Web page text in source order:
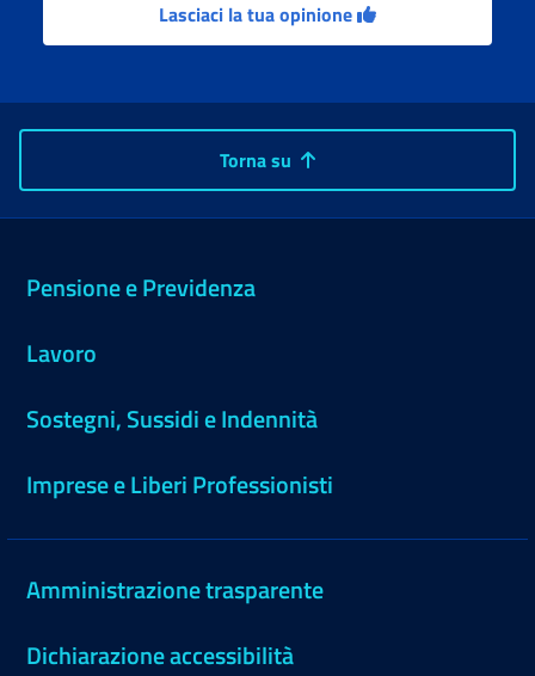
Lasciaci la tua opinione
Torna su
Pensione e Previdenza
Lavoro
Sostegni, Sussidi e Indennità
Imprese e Liberi Professionisti
Amministrazione trasparente
Dichiarazione accessibilità